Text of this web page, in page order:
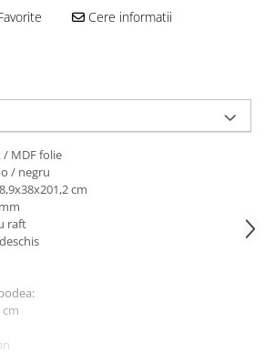
Gratii
Cere informatii
/ MDF folie
/ negru
cm
raft